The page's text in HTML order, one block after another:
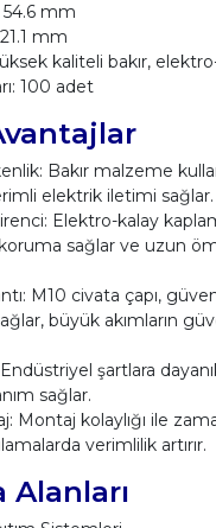
54.6 mm
mm
kaliteli bakır,
100 adet
Bakır malzeme
elektrik iletimi sağlar.
Elektro-kalay
koruma sağlar ve uzun
M10 civata çapı,
büyük akımların
Endüstriyel şartlara
sağlar.
Montaj kolaylığı ile
verimlilik artırır.
Alanları